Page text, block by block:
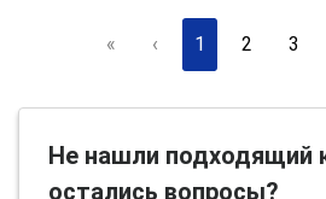
« ‹ 1 2 3
Не нашли подходящий
остались вопросы?